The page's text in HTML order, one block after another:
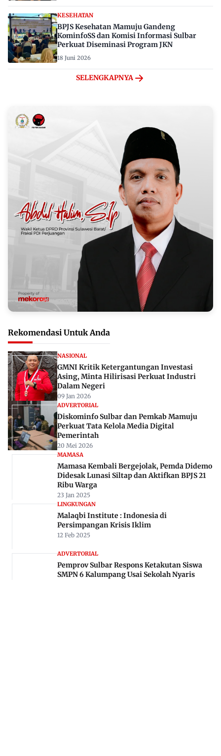
KESEHATAN
BPJS Kesehatan Mamuju Gandeng
KominfoSS dan Komisi Informasi Sulbar
Perkuat Diseminasi Program JKN
18 Juni 2026
SELENGKAPNYA
Rekomendasi Untuk Anda
NASIONAL
GMNI Kritik Ketergantungan Investasi
Asing, Minta Hilirisasi Perkuat Industri
Dalam Negeri
09 Jan 2026
ADVERTORIAL
Diskominfo Sulbar dan Pemkab Mamuju
Perkuat Tata Kelola Media Digital
Pemerintah
20 Mei 2026
MAMASA
Mamasa Kembali Bergejolak, Pemda Didemo
Didesak Lunasi Siltap dan Aktifkan BPJS 21
Ribu Warga
23 Jan 2025
LINGKUNGAN
Malaqbi Institute : Indonesia di
Persimpangan Krisis Iklim
12 Feb 2025
ADVERTORIAL
Pemprov Sulbar Respons Ketakutan Siswa
SMPN 6 Kalumpang Usai Sekolah Nyaris